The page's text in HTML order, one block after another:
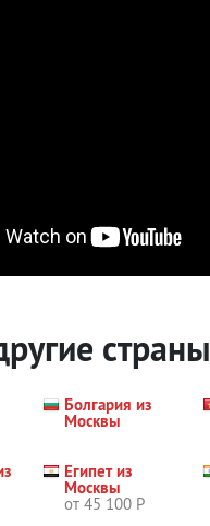
страны
Болгария из
Москвы
Египет из
Москвы
от 45 100 Р